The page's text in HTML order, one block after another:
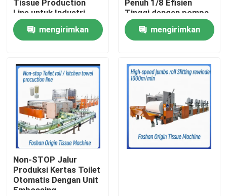
Rumah
Tentang Kami
Tur Pabrik
Kontrol Kualitas
Hubungi Kami
Tissue Production
Line untuk Industri
Tissue dengan unit
transfer otomatis
mengirimkan
Penuh 1/8 Efisien
Tinggi dengan pompa
vakum
mengirimkan
Non-STOP Jalur
Produksi Kertas Toilet
Otomatis Dengan Unit
Embossing